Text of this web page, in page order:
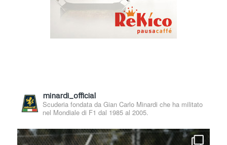
minardi_official
Scuderia fondata da Gian Carlo Minardi che ha militato
nel Mondiale di F1 dal 1985 al 2005.